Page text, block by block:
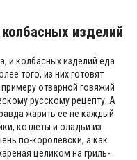
изделий
и колбасных изделий еда
того, из них готовят
отварной говяжий
русскому рецепту. А
жарить ее не каждый
котлеты и оладьи из
по-королевски, а как
целиком на гриль-